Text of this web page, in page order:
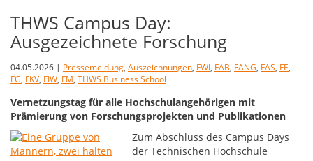
THWS Campus Day:
Ausgezeichnete Forschung
04.05.2026 | Pressemeldung, Auszeichnungen, FWI, FAB, FANG, FAS, FE,
FG, FKV, FIW, FM, THWS Business School
Vernetzungstag für alle Hochschulangehörigen mit
Prämierung von Forschungsprojekten und Publikationen
Zum Abschluss des Campus Days
der Technischen Hochschule